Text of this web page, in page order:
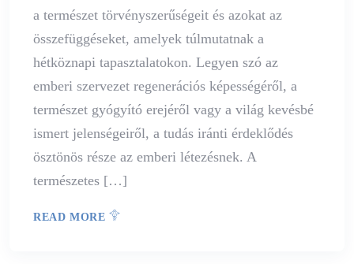
a természet törvényszerűségeit és azokat az
összefüggéseket, amelyek túlmutatnak a
hétköznapi tapasztalatokon. Legyen szó az
emberi szervezet regenerációs képességéről, a
természet gyógyító erejéről vagy a világ kevésbé
ismert jelenségeiről, a tudás iránti érdeklődés
ösztönös része az emberi létezésnek. A
természetes […]
READ MORE